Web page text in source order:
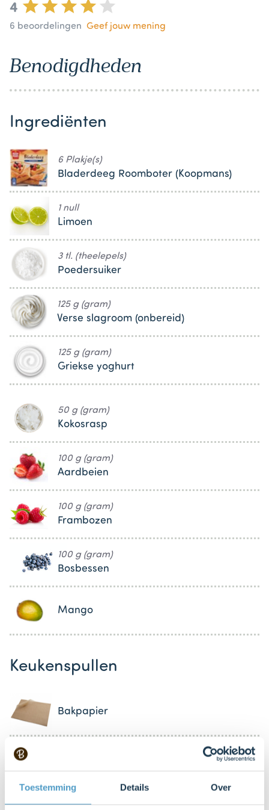
Toestemming Details Over
4
6 beoordelingen Geef jouw mening
Benodigdheden
Ingrediënten
6 Plakje(s)
Bladerdeeg Roomboter (Koopmans)
1 null
Limoen
3 tl. (theelepels)
Poedersuiker
125 g (gram)
Verse slagroom (onbereid)
125 g (gram)
Griekse yoghurt
50 g (gram)
Kokosrasp
100 g (gram)
Aardbeien
100 g (gram)
Frambozen
100 g (gram)
Bosbessen
Mango
Keukenspullen
Bakpapier
Mixer met gardes